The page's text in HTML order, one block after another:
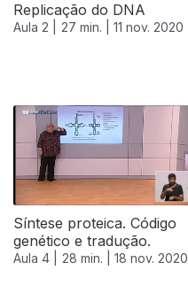
Replicação do DNA
Aula 2 | 27 min. | 11 nov. 2020
Síntese proteica. Código
genético e tradução.
Aula 4 | 28 min. | 18 nov. 2020